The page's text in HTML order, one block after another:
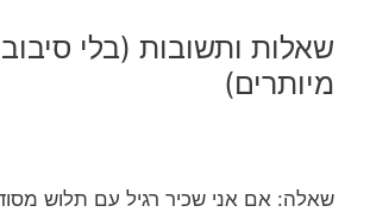
שאלות ותשובות (בלי
מיותרים)
שאלה: אם אני שכיר רגיל עם תלוש